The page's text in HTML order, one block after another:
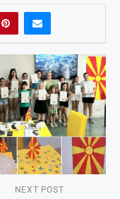
NEXT POST